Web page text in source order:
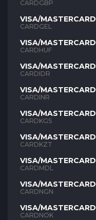
GBP
CARDGBP
VISA/MASTERCARD
GEL
CARDGEL
VISA/MASTERCARD
HUF
CARDHUF
VISA/MASTERCARD
IDR
CARDIDR
VISA/MASTERCARD
INR
CARDINR
VISA/MASTERCARD
KGS
CARDKGS
VISA/MASTERCARD
KZT
CARDKZT
VISA/MASTERCARD
MDL
CARDMDL
VISA/MASTERCARD
NGN
CARDNGN
VISA/MASTERCARD
NOK
CARDNOK